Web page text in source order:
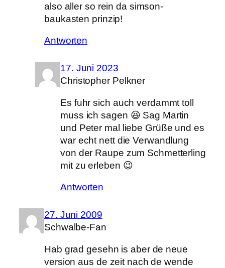
also aller so rein da simson-
baukasten prinzip!
Antworten
17. Juni 2023
Christopher Pelkner
Es fuhr sich auch verdammt toll
muss ich sagen 😆 Sag Martin
und Peter mal liebe Grüße und es
war echt nett die Verwandlung
von der Raupe zum Schmetterling
mit zu erleben 😉
Antworten
27. Juni 2009
Schwalbe-Fan
Hab grad gesehn is aber de neue
version aus de zeit nach de wende